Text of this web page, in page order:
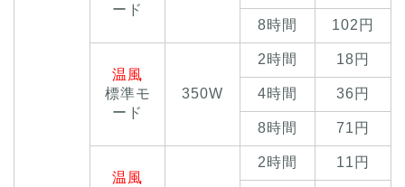
ード
8時間 102円
温風
標準モ
ード
350W
2時間 18円
4時間 36円
8時間 71円
温風
2時間 11円